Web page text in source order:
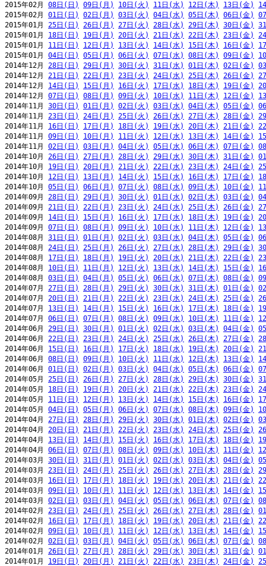
2015年02月 08日(日) 09日(月) 10日(火) 11日(水) 12日(木) 13日(金)
2015年02月 01日(日) 02日(月) 03日(火) 04日(水) 05日(木) 06日(金)
2015年01月 25日(日) 26日(月) 27日(火) 28日(水) 29日(木) 30日(金)
2015年01月 18日(日) 19日(月) 20日(火) 21日(水) 22日(木) 23日(金)
2015年01月 11日(日) 12日(月) 13日(火) 14日(水) 15日(木) 16日(金)
2015年01月 04日(日) 05日(月) 06日(火) 07日(水) 08日(木) 09日(金)
2014年12月 28日(日) 29日(月) 30日(火) 31日(水) 01日(木) 02日(金)
2014年12月 21日(日) 22日(月) 23日(火) 24日(水) 25日(木) 26日(金)
2014年12月 14日(日) 15日(月) 16日(火) 17日(水) 18日(木) 19日(金)
2014年12月 07日(日) 08日(月) 09日(火) 10日(水) 11日(木) 12日(金)
2014年11月 30日(日) 01日(月) 02日(火) 03日(水) 04日(木) 05日(金)
2014年11月 23日(日) 24日(月) 25日(火) 26日(水) 27日(木) 28日(金)
2014年11月 16日(日) 17日(月) 18日(火) 19日(水) 20日(木) 21日(金)
2014年11月 09日(日) 10日(月) 11日(火) 12日(水) 13日(木) 14日(金)
2014年11月 02日(日) 03日(月) 04日(火) 05日(水) 06日(木) 07日(金)
2014年10月 26日(日) 27日(月) 28日(火) 29日(水) 30日(木) 31日(金)
2014年10月 19日(日) 20日(月) 21日(火) 22日(水) 23日(木) 24日(金)
2014年10月 12日(日) 13日(月) 14日(火) 15日(水) 16日(木) 17日(金)
2014年10月 05日(日) 06日(月) 07日(火) 08日(水) 09日(木) 10日(金)
2014年09月 28日(日) 29日(月) 30日(火) 01日(水) 02日(木) 03日(金)
2014年09月 21日(日) 22日(月) 23日(火) 24日(水) 25日(木) 26日(金)
2014年09月 14日(日) 15日(月) 16日(火) 17日(水) 18日(木) 19日(金)
2014年09月 07日(日) 08日(月) 09日(火) 10日(水) 11日(木) 12日(金)
2014年08月 31日(日) 01日(月) 02日(火) 03日(水) 04日(木) 05日(金)
2014年08月 24日(日) 25日(月) 26日(火) 27日(水) 28日(木) 29日(金)
2014年08月 17日(日) 18日(月) 19日(火) 20日(水) 21日(木) 22日(金)
2014年08月 10日(日) 11日(月) 12日(火) 13日(水) 14日(木) 15日(金)
2014年08月 03日(日) 04日(月) 05日(火) 06日(水) 07日(木) 08日(金)
2014年07月 27日(日) 28日(月) 29日(火) 30日(水) 31日(木) 01日(金)
2014年07月 20日(日) 21日(月) 22日(火) 23日(水) 24日(木) 25日(金)
2014年07月 13日(日) 14日(月) 15日(火) 16日(水) 17日(木) 18日(金)
2014年07月 06日(日) 07日(月) 08日(火) 09日(水) 10日(木) 11日(金)
2014年06月 29日(日) 30日(月) 01日(火) 02日(水) 03日(木) 04日(金)
2014年06月 22日(日) 23日(月) 24日(火) 25日(水) 26日(木) 27日(金)
2014年06月 15日(日) 16日(月) 17日(火) 18日(水) 19日(木) 20日(金)
2014年06月 08日(日) 09日(月) 10日(火) 11日(水) 12日(木) 13日(金)
2014年06月 01日(日) 02日(月) 03日(火) 04日(水) 05日(木) 06日(金)
2014年05月 25日(日) 26日(月) 27日(火) 28日(水) 29日(木) 30日(金)
2014年05月 18日(日) 19日(月) 20日(火) 21日(水) 22日(木) 23日(金)
2014年05月 11日(日) 12日(月) 13日(火) 14日(水) 15日(木) 16日(金)
2014年05月 04日(日) 05日(月) 06日(火) 07日(水) 08日(木) 09日(金)
2014年04月 27日(日) 28日(月) 29日(火) 30日(水) 01日(木) 02日(金)
2014年04月 20日(日) 21日(月) 22日(火) 23日(水) 24日(木) 25日(金)
2014年04月 13日(日) 14日(月) 15日(火) 16日(水) 17日(木) 18日(金)
2014年04月 06日(日) 07日(月) 08日(火) 09日(水) 10日(木) 11日(金)
2014年03月 30日(日) 31日(月) 01日(火) 02日(水) 03日(木) 04日(金)
2014年03月 23日(日) 24日(月) 25日(火) 26日(水) 27日(木) 28日(金)
2014年03月 16日(日) 17日(月) 18日(火) 19日(水) 20日(木) 21日(金)
2014年03月 09日(日) 10日(月) 11日(火) 12日(水) 13日(木) 14日(金)
2014年03月 02日(日) 03日(月) 04日(火) 05日(水) 06日(木) 07日(金)
2014年02月 23日(日) 24日(月) 25日(火) 26日(水) 27日(木) 28日(金)
2014年02月 16日(日) 17日(月) 18日(火) 19日(水) 20日(木) 21日(金)
2014年02月 09日(日) 10日(月) 11日(火) 12日(水) 13日(木) 14日(金)
2014年02月 02日(日) 03日(月) 04日(火) 05日(水) 06日(木) 07日(金)
2014年01月 26日(日) 27日(月) 28日(火) 29日(水) 30日(木) 31日(金)
2014年01月 19日(日) 20日(月) 21日(火) 22日(水) 23日(木) 24日(金)